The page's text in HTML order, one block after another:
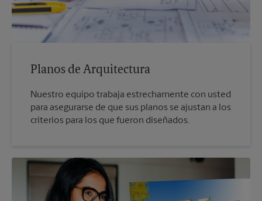
Planos de Arquitectura
Nuestro equipo trabaja estrechamente con usted
para asegurarse de que sus planos se ajustan a los
criterios para los que fueron diseñados.